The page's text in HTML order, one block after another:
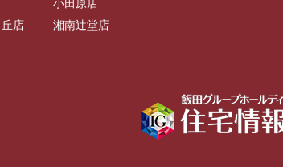
店
小田原店
湘南辻堂店